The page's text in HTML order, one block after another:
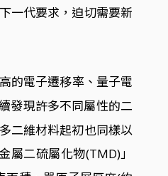
一代要求，迫切需要新
的電子遷移率、量子電
發現許多不同屬性的二
二維材料起初也同樣以
屬二硫屬化物(TMD)」